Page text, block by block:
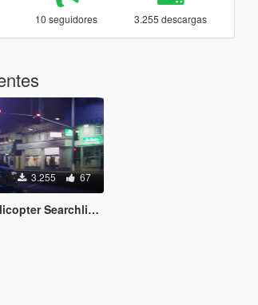
10 seguidores 3.255 descargas
3.255 67
Searchlight for NVE